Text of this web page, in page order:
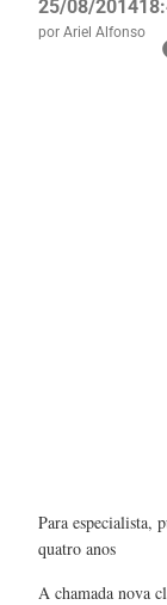
25/08/2014
por Ariel Alfonso
Para especialista,
quatro anos
A chamada nova